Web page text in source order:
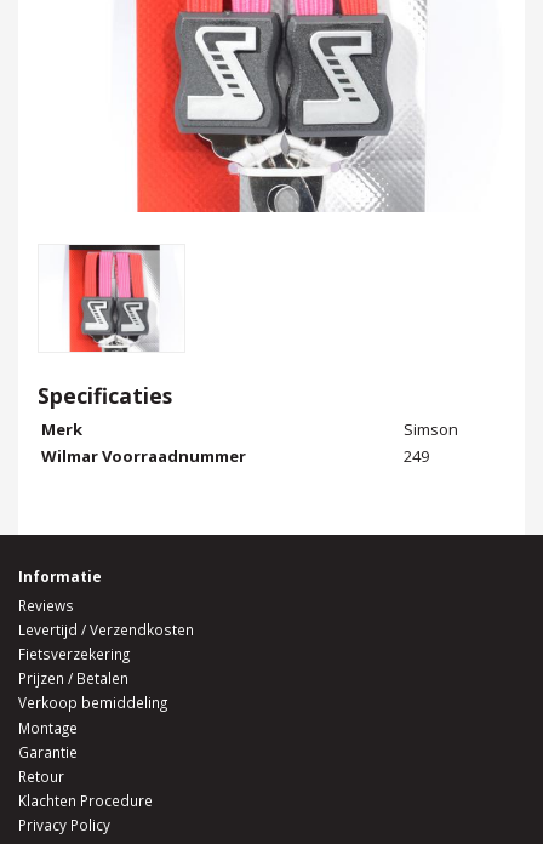
Specificaties
Merk
Simson
Wilmar Voorraadnummer
249
Informatie
Reviews
Levertijd / Verzendkosten
Fietsverzekering
Prijzen / Betalen
Verkoop bemiddeling
Montage
Garantie
Retour
Klachten Procedure
Privacy Policy